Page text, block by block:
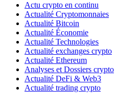
Actu crypto en continu
Actualité Cryptomonnaies
Actualité Bitcoin
Actualité Économie
Actualité Technologies
Actualité exchanges crypto
Actualité Ethereum
Analyses et Dossiers crypto
Actualité DeFi & Web3
Actualité trading crypto